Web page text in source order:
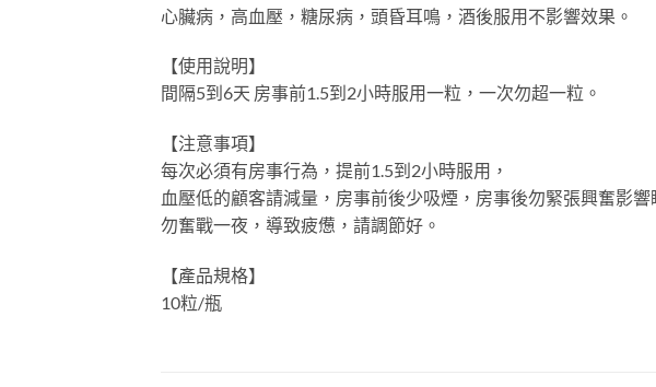
心臟病，高血壓，糖尿病，頭昏耳鳴，酒後服用不影響效果。
【使用說明】
間隔5到6天 房事前1.5到2小時服用一粒，一次勿超一粒。
【注意事項】
每次必須有房事行為，提前1.5到2小時服用，
血壓低的顧客請減量，房事前後少吸煙，房事後勿緊張興奮影響
勿奮戰一夜，導致疲憊，請調節好。
【產品規格】
10粒/瓶